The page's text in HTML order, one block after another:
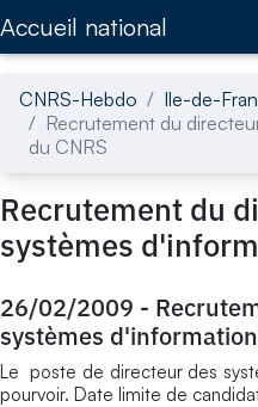
Accueil national
CNRS-Hebdo Ile-de-
Recrutement du
du CNRS
Recrutement du
systèmes
26/02/2009 -
systèmes d'information
Le poste de directeur des
pourvoir. Date limite de